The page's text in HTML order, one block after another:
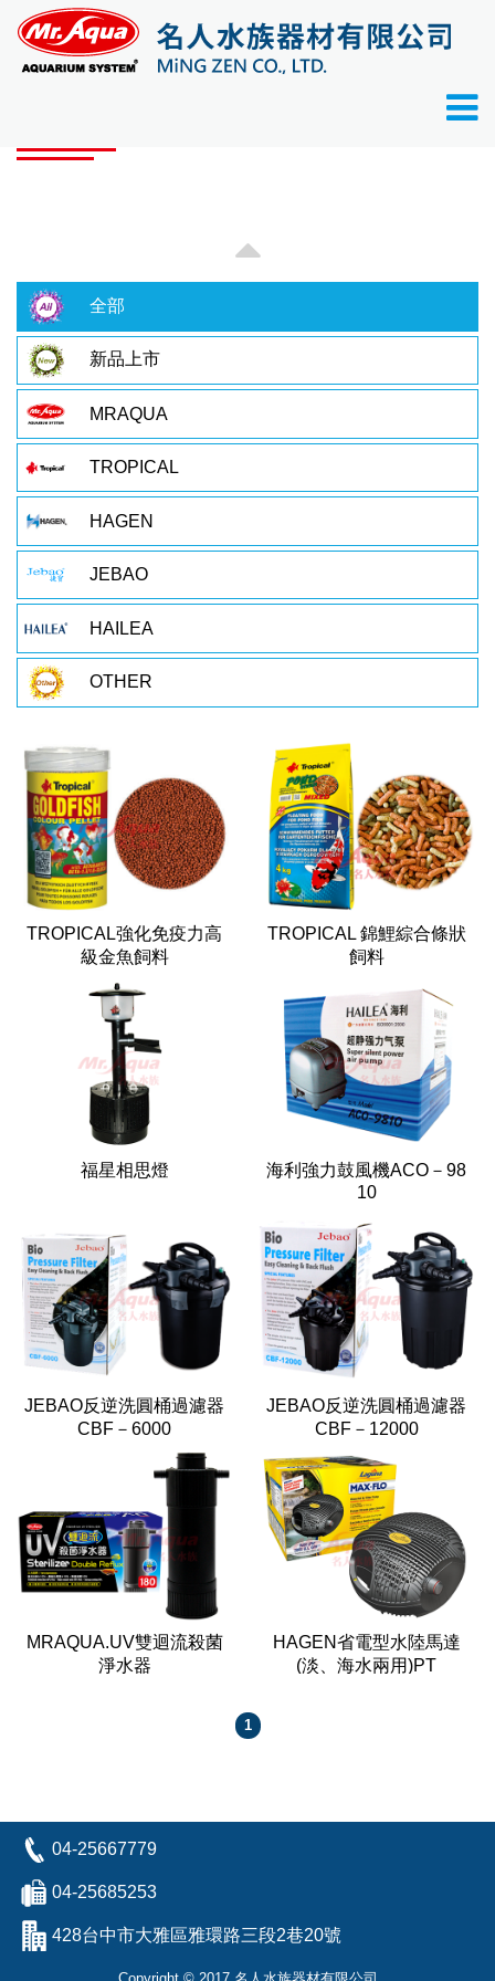
產品目錄
全部
新品上市
MRAQUA
TROPICAL
HAGEN
JEBAO
HAILEA
OTHER
TROPICAL強化免疫力高
級金魚飼料
TROPICAL 錦鯉綜合條狀
飼料
福星相思燈
海利強力鼓風機ACO－98
10
JEBAO反逆洗圓桶過濾器
CBF－6000
JEBAO反逆洗圓桶過濾器
CBF－12000
MRAQUA.UV雙迴流殺菌
淨水器
HAGEN省電型水陸馬達
(淡、海水兩用)PT
1
04-25667779
04-25685253
428台中市大雅區雅環路三段2巷20號